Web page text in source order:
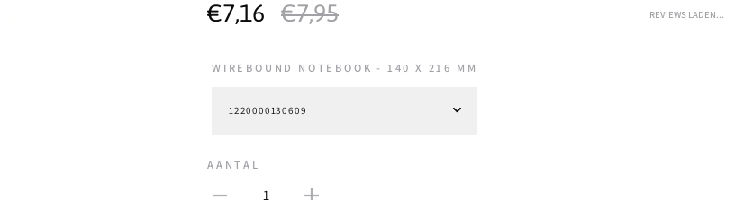
€7,16 €7,95 REVIEWS LADEN...
WIREBOUND NOTEBOOK - 140 X 216 MM
AANTAL
1